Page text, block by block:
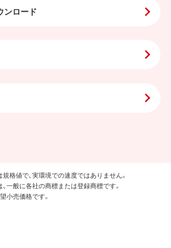
ンロード
格値で、実環境での速度ではありません。
一般に各社の商標または登録商標です。
小売価格です。